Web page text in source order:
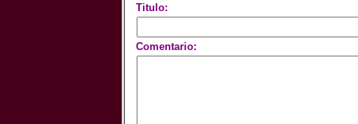
Titulo:
Comentario: